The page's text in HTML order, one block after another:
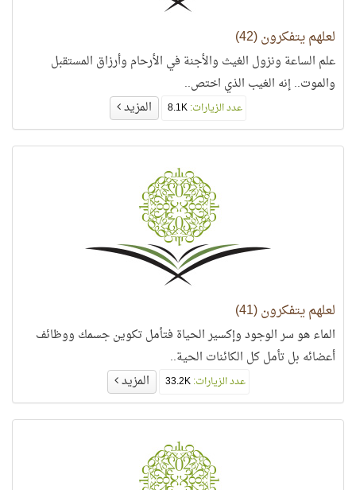
لعلهم يتفكرون (42)
علم الساعة ونزول الغيث والأجنة في الأرحام وأرزاق المستقبل
والموت.. إنه الغيب الذي اختص..
عدد الزيارات: المزيد
لعلهم يتفكرون (41)
الماء هو سر الوجود وإكسير الحياة فتأمل تكوين جسمك ووظائف
أعضائه بل تأمل كل الكائنات الحية..
عدد الزيارات:33.2K المزيد